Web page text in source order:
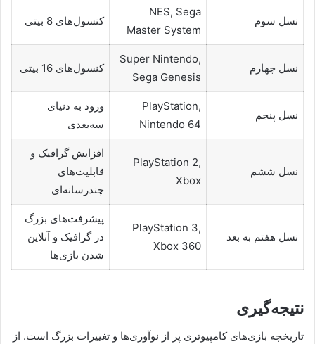
نسل سوم
NES, Sega
Master System
کنسول‌های 8 بیتی
نسل چهارم
Super Nintendo,
Sega Genesis
کنسول‌های 16 بیتی
نسل پنجم
PlayStation,
Nintendo 64
ورود به دنیای
سه‌بعدی
نسل ششم
PlayStation 2,
Xbox
افزایش گرافیک و
قابلیت‌های
چندرسانه‌ای
نسل هفتم به بعد
PlayStation 3,
Xbox 360
پیشرفت‌های بزرگ
در گرافیک و آنلاین
شدن بازی‌ها
نتیجه‌گیری
تاریخچه بازی‌های کامپیوتری پر از نوآوری‌ها و تغییرات بزرگ است. از